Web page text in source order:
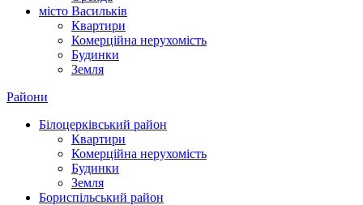
місто Василькiв
Квартири
Комерційна нерухомість
Будинки
Земля
Райони
Білоцерківський район
Квартири
Комерційна нерухомість
Будинки
Земля
Бориспільський район